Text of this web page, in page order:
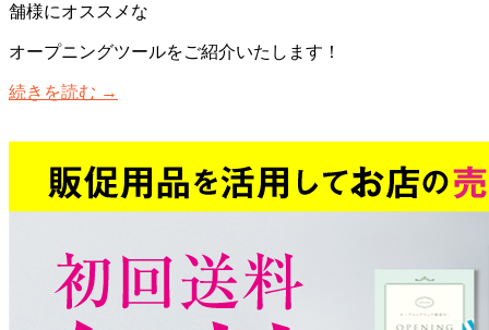
舗様にオススメな
オープニングツールをご紹介いたします！
続きを読む “【新
OPENING
FAIR
イ
ン
ポ
→